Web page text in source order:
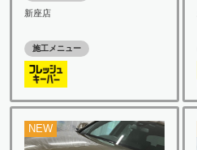
新座店
施工メニュー
NEW